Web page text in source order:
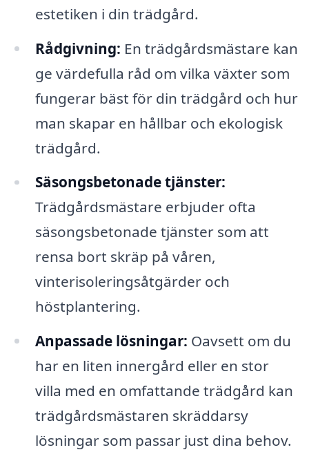
estetiken i din trädgård.
Rådgivning: En trädgårdsmästare kan
ge värdefulla råd om vilka växter som
fungerar bäst för din trädgård och hur
man skapar en hållbar och ekologisk
trädgård.
Säsongsbetonade tjänster:
Trädgårdsmästare erbjuder ofta
säsongsbetonade tjänster som att
rensa bort skräp på våren,
vinterisoleringsåtgärder och
höstplantering.
Anpassade lösningar: Oavsett om du
har en liten innergård eller en stor
villa med en omfattande trädgård kan
trädgårdsmästaren skräddarsy
lösningar som passar just dina behov.